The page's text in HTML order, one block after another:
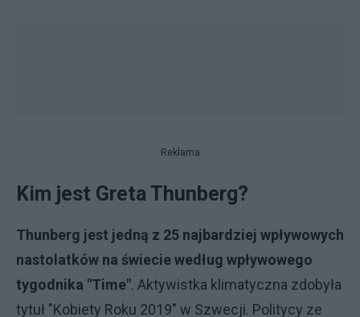
Reklama
Kim jest Greta Thunberg?
Thunberg jest jedną z 25 najbardziej wpływowych
nastolatków na świecie według wpływowego
tygodnika "Time". Aktywistka klimatyczna zdobyła
tytuł "Kobiety Roku 2019" w Szwecji. Politycy ze